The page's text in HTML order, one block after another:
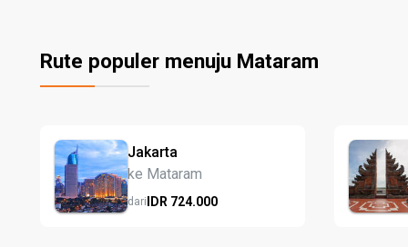
Rute populer menuju Mataram
Jakarta
ke Mataram
dariIDR 724.000